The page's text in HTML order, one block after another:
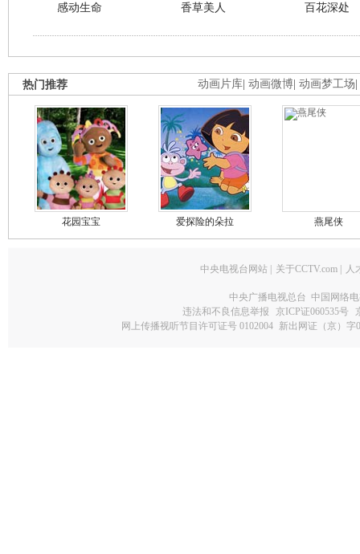
感动生命 香草美人 百花深处
动画片库 动画微博 动画梦工场
热门推荐
花园宝宝 爱探险的朵拉 燕尾侠
中央电视台网站 关于CCTV.com 人
中央广播电视总台 中国网络
违法和不良信息举报
京ICP证060535号
网上传播视听节目许可证号 0102004 新出网证（京）